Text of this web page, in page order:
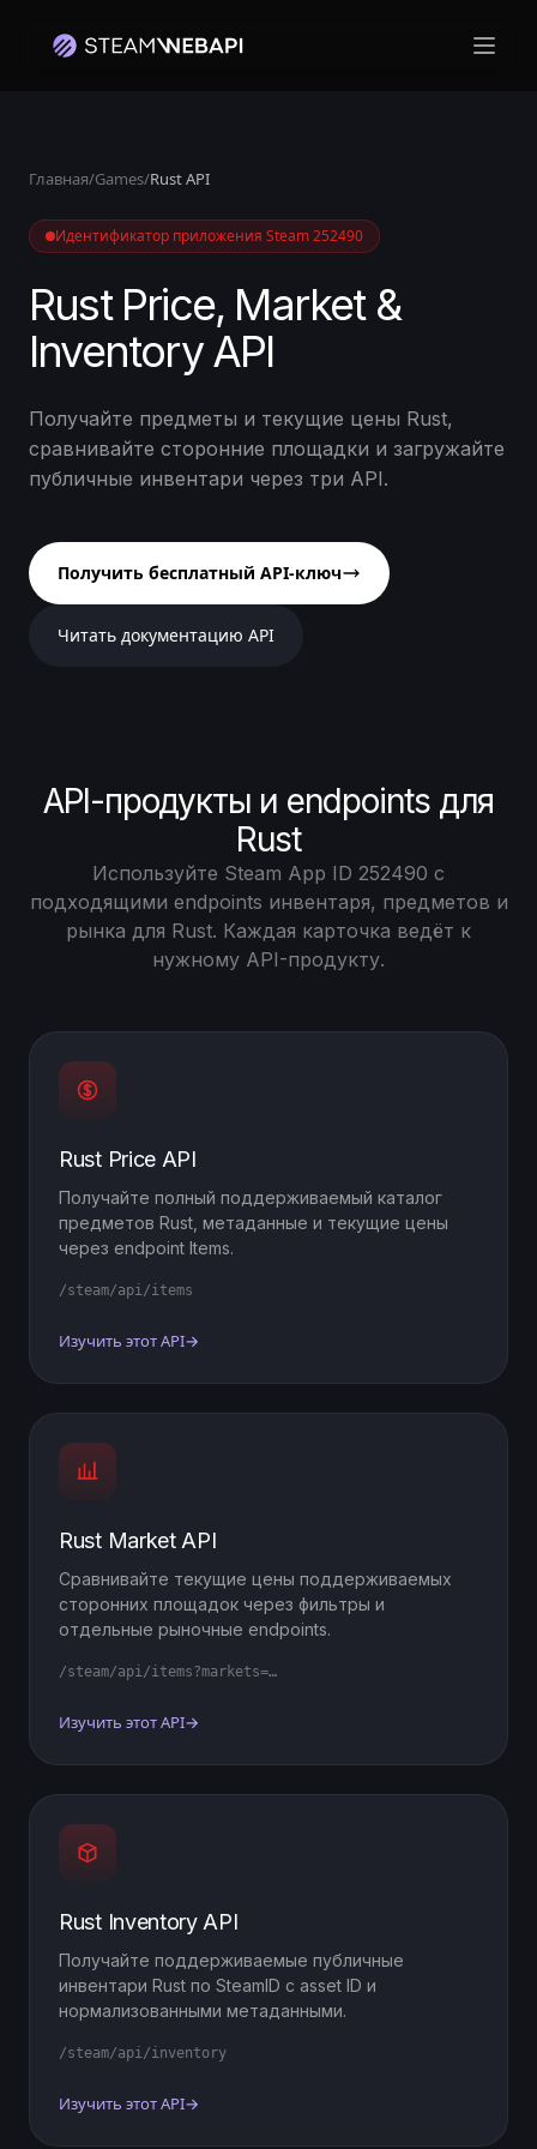
Главная/Games/Rust API
Идентификатор приложения Steam 252490
Rust Price, Market &
Inventory API
Получайте предметы и текущие цены Rust,
сравнивайте сторонние площадки и загружайте
публичные инвентари через три API.
Получить бесплатный API-ключ
Читать документацию API
API-продукты и endpoints для
Rust
Используйте Steam App ID 252490 с
подходящими endpoints инвентаря, предметов и
рынка для Rust. Каждая карточка ведёт к
нужному API-продукту.
Rust Price API
Получайте полный поддерживаемый каталог
предметов Rust, метаданные и текущие цены
через endpoint Items.
/steam/api/items
Изучить этот API→
Rust Market API
Сравнивайте текущие цены поддерживаемых
сторонних площадок через фильтры и
отдельные рыночные endpoints.
/steam/api/items?markets=…
Изучить этот API→
Rust Inventory API
Получайте поддерживаемые публичные
инвентари Rust по SteamID с asset ID и
нормализованными метаданными.
/steam/api/inventory
Изучить этот API→